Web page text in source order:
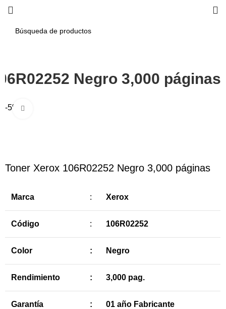
Negro 3,000 páginas
-5%
Toner Xerox 106R02252 Negro 3,000 páginas
Marca : Xerox
Código : 106R02252
Color : Negro
Rendimiento : 3,000 pag.
Garantía : 01 año Fabricante